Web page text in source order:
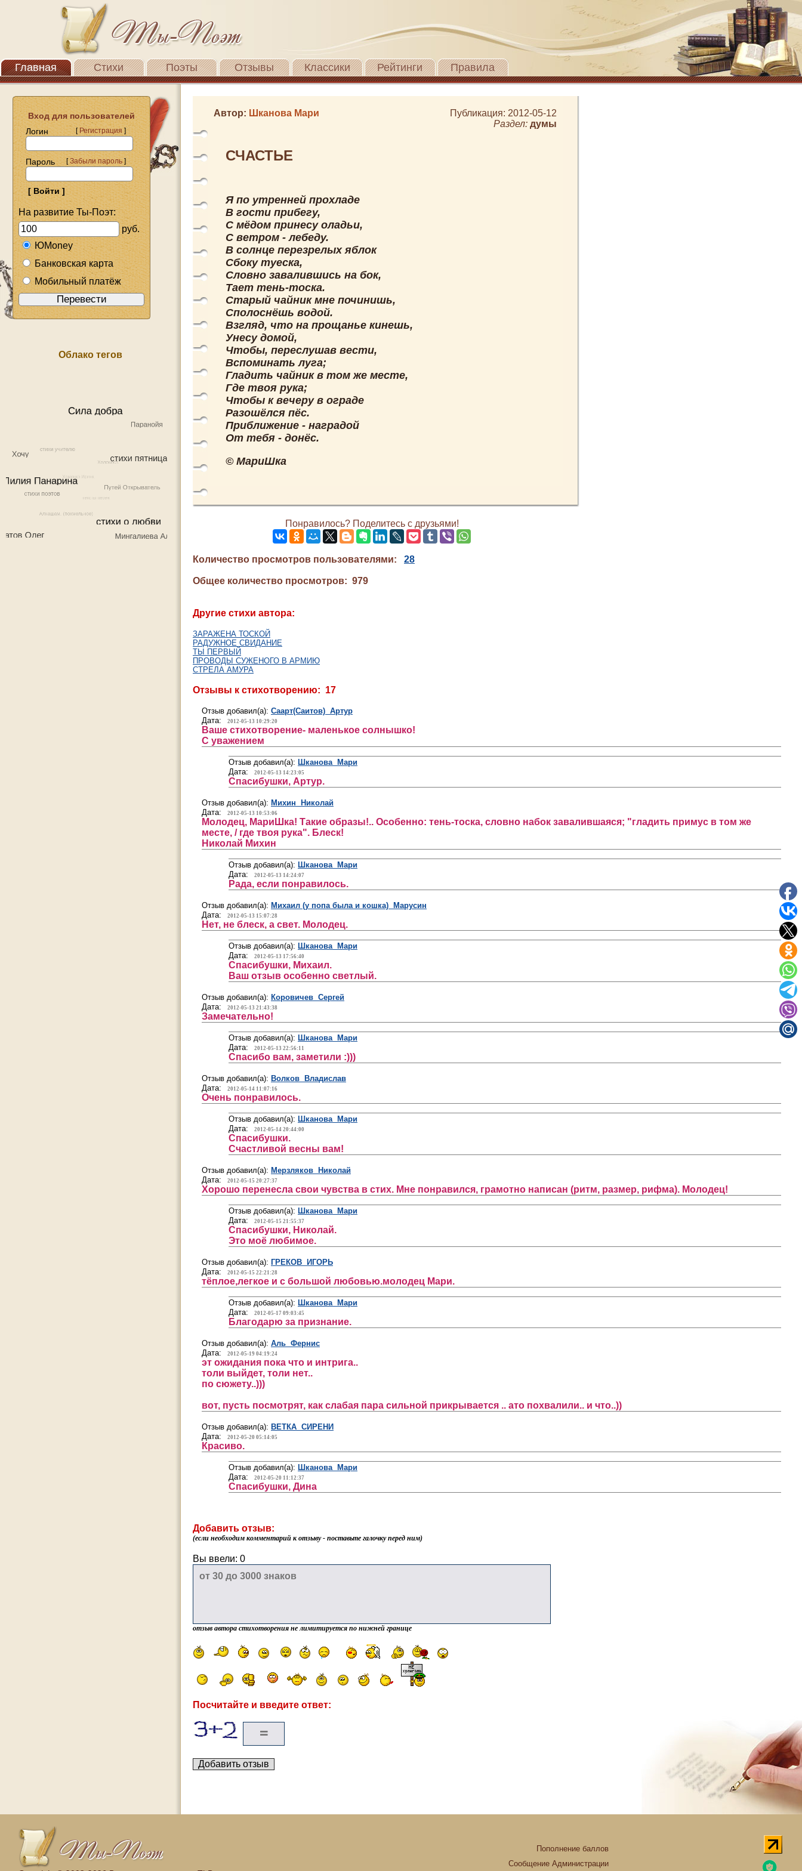
Главная Стихи Поэты Отзывы Классики Рейтинги Правила
Вход для пользователей
Логин
[Регистрация]
Пароль [Забыли пароль]
На развитие Ты-Поэт:
руб.
ЮMoney
Банковская карта
Мобильный платёж
Облако тегов
Автор: Шканова Мари
Публикация: 2012-05-12
Раздел: думы
СЧАСТЬЕ
Я по утренней прохладе
В гости прибегу,
С мёдом принесу оладьи,
С ветром - лебеду.
В солнце перезрелых яблок
Сбоку туеска,
Словно завалившись на бок,
Тает тень-тоска.
Старый чайник мне починишь,
Сполоснёшь водой.
Взгляд, что на прощанье кинешь,
Унесу домой,
Чтобы, переслушав вести,
Вспоминать луга;
Гладить чайник в том же месте,
Где твоя рука;
Чтобы к вечеру в ограде
Разошёлся пёс.
Приближение - наградой
От тебя - донёс.
© МариШка
Понравилось? Поделитесь с друзьями!
Количество просмотров пользователями: 28
Общее количество просмотров: 979
Другие стихи автора:
ЗАРАЖЕНА ТОСКОЙ
РАДУЖНОЕ СВИДАНИЕ
ТЫ ПЕРВЫЙ
ПРОВОДЫ СУЖЕНОГО В АРМИЮ
СТРЕЛА АМУРА
Отзывы к стихотворению: 17
Отзыв добавил(а): Саарт(Саитов) Артур
Дата:
2012-05-13 10:29:20
Ваше стихотворение- маленькое солнышко!
С уважением
Отзыв добавил(а): Шканова Мари
Дата:
2012-05-13 14:23:05
Спасибушки, Артур.
Отзыв добавил(а): Михин Николай
Дата:
2012-05-13 10:53:06
Молодец, МариШка! Такие образы!.. Особенно: тень-тоска, словно набок завалившаяся; "гладить примус в том же
месте, / где твоя рука". Блеск!
Николай Михин
Отзыв добавил(а): Шканова Мари
Дата:
2012-05-13 14:24:07
Рада, если понравилось.
Отзыв добавил(а): Михаил (у попа была и кошка) Марусин
Дата:
2012-05-13 15:07:28
Нет, не блеск, а свет. Молодец.
Отзыв добавил(а): Шканова Мари
Дата:
2012-05-13 17:56:40
Спасибушки, Михаил.
Ваш отзыв особенно светлый.
Отзыв добавил(а): Коровичев Сергей
Дата:
2012-05-13 21:43:38
Замечательно!
Отзыв добавил(а): Шканова Мари
Дата:
2012-05-13 22:56:11
Спасибо вам, заметили :)))
Отзыв добавил(а): Волков Владислав
Дата:
2012-05-14 11:07:16
Очень понравилось.
Отзыв добавил(а): Шканова Мари
Дата:
2012-05-14 20:44:00
Спасибушки.
Счастливой весны вам!
Отзыв добавил(а): Мерзляков Николай
Дата:
2012-05-15 20:27:37
Хорошо перенесла свои чувства в стих. Мне понравился, грамотно написан (ритм, размер, рифма). Молодец!
Отзыв добавил(а): Шканова Мари
Дата:
2012-05-15 21:55:37
Спасибушки, Николай.
Это моё любимое.
Отзыв добавил(а): ГРЕКОВ ИГОРЬ
Дата:
2012-05-15 22:21:28
тёплое,легкое и с большой любовью.молодец Мари.
Отзыв добавил(а): Шканова Мари
Дата:
2012-05-17 09:03:45
Благодарю за признание.
Отзыв добавил(а): Аль Фернис
Дата:
2012-05-19 04:19:24
эт ожидания пока что и интрига..
толи выйдет, толи нет..
по сюжету..)))
вот, пусть посмотрят, как слабая пара сильной прикрывается .. ато похвалили.. и что..))
Отзыв добавил(а): ВЕТКА СИРЕНИ
Дата:
2012-05-20 05:14:05
Красиво.
Отзыв добавил(а): Шканова Мари
Дата:
2012-05-20 11:12:37
Спасибушки, Дина
Добавить отзыв:
(если необходим комментарий к отзыву - поставьте галочку перед ним)
Вы ввели: 0
отзыв автора стихотворения не лимитируется по нижней границе
Посчитайте и введите ответ:
Пополнение баллов
Сообщение Администрации